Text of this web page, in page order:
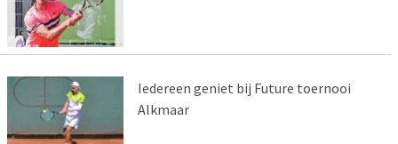
Iedereen geniet bij Future toernooi
Alkmaar